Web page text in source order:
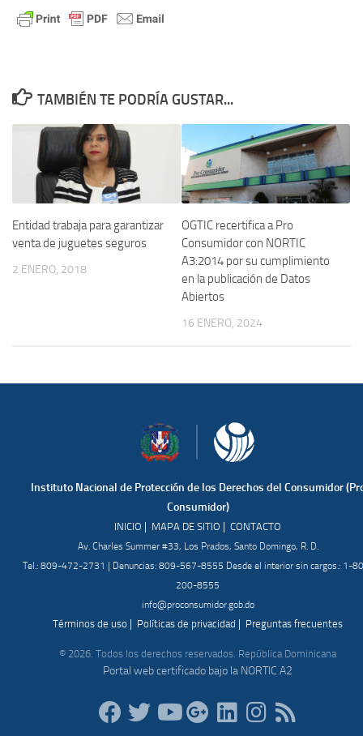
TAMBIÉN TE PODRÍA GUSTAR...
Entidad trabaja para garantizar
venta de juguetes seguros
2 ENERO, 2018
OGTIC recertifica a Pro
Consumidor con NORTIC
A3:2014 por su cumplimiento
en la publicación de Datos
Abiertos
16 ENERO, 2024
Instituto Nacional de Protección de los Derechos del Consumidor
Consumidor)
INICIO | MAPA DE SITIO | CONTACTO
Av. Charles Summer #33, Los Prados, Santo Domingo, R. D.
Tel.: 809-472-2731 | Denuncias: 809-567-8555 Desde el interior sin cargos.: 1-
200-8555
info@proconsumidor.gob.do
Términos de uso | Políticas de privacidad | Preguntas frecuentes
© 2026. Todos los derechos reservados. República Dominicana
Portal web certificado bajo la NORTIC A2